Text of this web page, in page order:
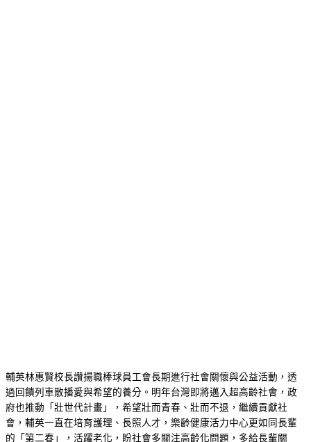
輔英林惠賢校長讚揚職棒球員工會長期進行社會關懷與公益活動，透
過回饋列車散播愛與希望的養分。明年台灣即將邁入超高齡社會，政
府也推動「壯世代計畫」，希望壯而青春、壯而不退，繼續貢獻社
會，輔英一直在培育護理、長照人才，樂齡健康活力中心更如同長輩
的「第二春」，活躍老化，盼社會多關注高齡化問題，多給長輩關